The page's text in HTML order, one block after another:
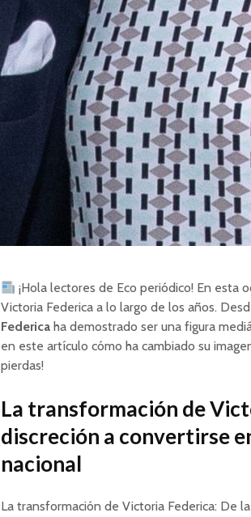
¡Hola lectores de Eco periódico! En esta
Victoria Federica a lo largo de los años.
Federica ha demostrado ser una figura
en este artículo cómo ha cambiado su
pierdas!
La transformación de
discreción a convertirse
nacional
La transformación de Victoria Federica: De